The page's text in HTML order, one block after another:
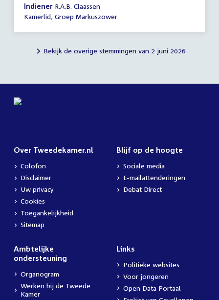
Indiener R.A.B. Claassen
Kamerlid, Groep Markuszower
Bekijk de overige stemmingen van 2 juni 2026
Over Tweedekamer.nl
Colofon
Disclaimer
Uw privacy
Cookies
Toegankelijkheid
Sitemap
Blijf op de hoogte
Sociale media
E-mailattenderingen
Debat Direct
Ambtelijke
ondersteuning
Organogram
Werken bij de Tweede
Kamer
Links
Politieke websites
Voor jongeren
Open Data Portaal